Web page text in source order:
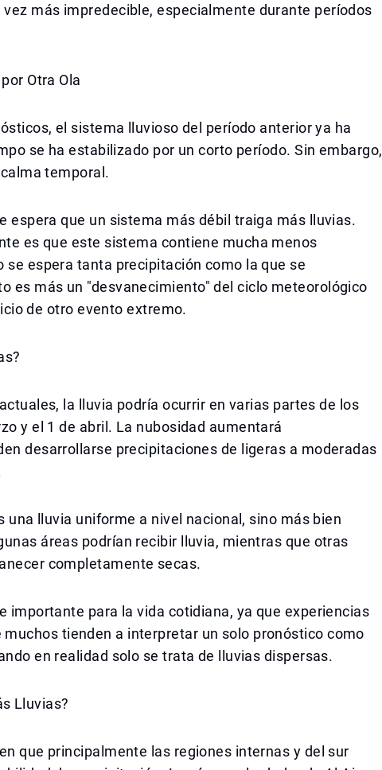
más impredecible, especialmente durante períodos
Otra Ola
el sistema lluvioso del período anterior ya ha
se ha estabilizado por un corto período. Sin embargo,
temporal.
espera que un sistema más débil traiga más lluvias.
es que este sistema contiene mucha menos
se espera tanta precipitación como la que se
es más un "desvanecimiento" del ciclo meteorológico
de otro evento extremo.
la lluvia podría ocurrir en varias partes de los
y el 1 de abril. La nubosidad aumentará
desarrollarse precipitaciones de ligeras a moderadas
una lluvia uniforme a nivel nacional, sino más bien
áreas podrían recibir lluvia, mientras que otras
completamente secas.
importante para la vida cotidiana, ya que experiencias
tienden a interpretar un solo pronóstico como
en realidad solo se trata de lluvias dispersas.
Lluvias?
que principalmente las regiones internas y del sur